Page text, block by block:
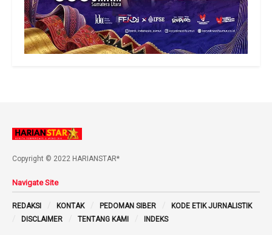
Copyright © 2022 HARIANSTAR*
Navigate Site
REDAKSI KONTAK PEDOMAN SIBER
KODE ETIK JURNALISTIK
DISCLAIMER
TENTANG KAMI INDEKS